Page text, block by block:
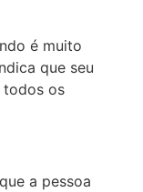
é muito
que seu
todos os
a pessoa